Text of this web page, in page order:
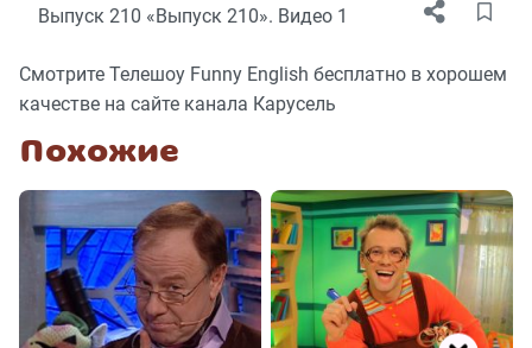
Выпуск 210 «Выпуск 210». Видео 1
Смотрите Телешоу Funny English бесплатно в хорошем
качестве на сайте канала Карусель
Похожие